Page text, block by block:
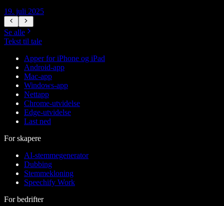
19. juli 2025
Se alle
Tekst til tale
Apper for iPhone og iPad
Android-app
Mac-app
Windows-app
Nettapp
Chrome-utvidelse
Edge-utvidelse
Last ned
For skapere
AI-stemmegenerator
Dubbing
Stemmekloning
Speechify Work
For bedrifter